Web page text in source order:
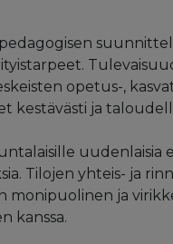
pedagogisen
opetus-,
kestävästi ja
uudenlaisia
Tilojen yhteis- ja
monipuolinen ja
kanssa.